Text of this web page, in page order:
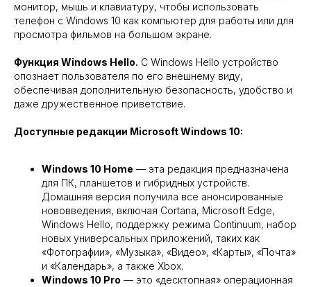
монитор, мышь и клавиатуру, чтобы использовать
телефон с Windows 10 как компьютер для работы или для
просмотра фильмов на большом экране.
Функция Windows Hello. С Windows Hello устройство
опознает пользователя по его внешнему виду,
обеспечивая дополнительную безопасность, удобство и
даже дружественное приветствие.
Доступные редакции Microsoft Windows 10:
Windows 10 Home — эта редакция предназначена
для ПК, планшетов и гибридных устройств.
Домашняя версия получила все анонсированные
нововведения, включая Cortana, Microsoft Edge,
Windows Hello, поддержку режима Continuum, набор
новых универсальных приложений, таких как
«Фотографии», «Музыка», «Видео», «Карты», «Почта»
и «Календарь», а также Xbox.
Windows 10 Pro — это «десктопная» операционная